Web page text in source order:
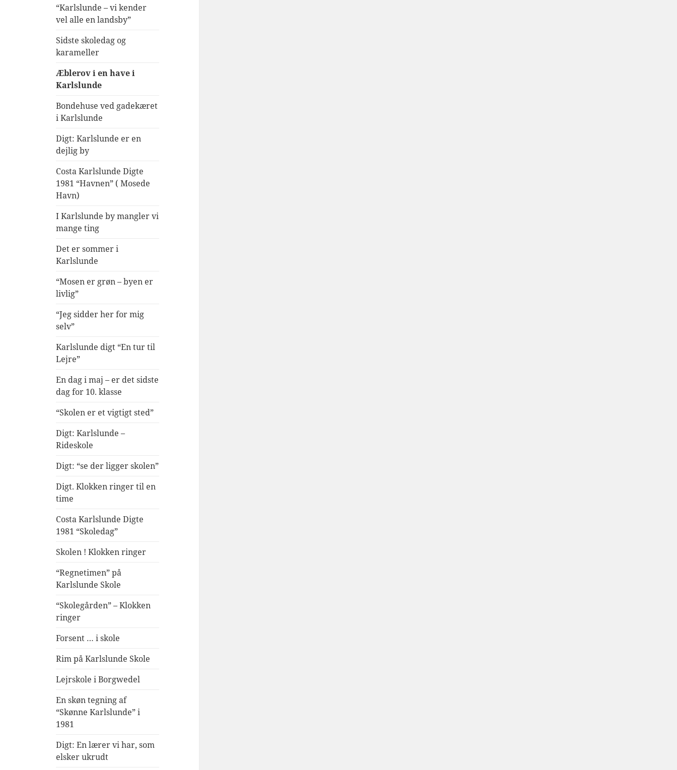
“Karlslunde – vi kender
vel alle en landsby”
Sidste skoledag og
karameller
Æblerov i en have i
Karlslunde
Bondehuse ved gadekæret
i Karlslunde
Digt: Karlslunde er en
dejlig by
Costa Karlslunde Digte
1981 “Havnen” ( Mosede
Havn)
I Karlslunde by mangler vi
mange ting
Det er sommer i
Karlslunde
“Mosen er grøn – byen er
livlig”
“Jeg sidder her for mig
selv”
Karlslunde digt “En tur til
Lejre”
En dag i maj – er det sidste
dag for 10. klasse
“Skolen er et vigtigt sted”
Digt: Karlslunde –
Rideskole
Digt: “se der ligger skolen”
Digt. Klokken ringer til en
time
Costa Karlslunde Digte
1981 “Skoledag”
Skolen ! Klokken ringer
“Regnetimen” på
Karlslunde Skole
“Skolegården” – Klokken
ringer
Forsent … i skole
Rim på Karlslunde Skole
Lejrskole i Borgwedel
En skøn tegning af
“Skønne Karlslunde” i
1981
Digt: En lærer vi har, som
elsker ukrudt